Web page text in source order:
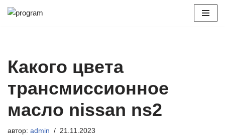
Какого цвета
трансмиссионное
масло nissan ns2
автор: admin 21.11.2023